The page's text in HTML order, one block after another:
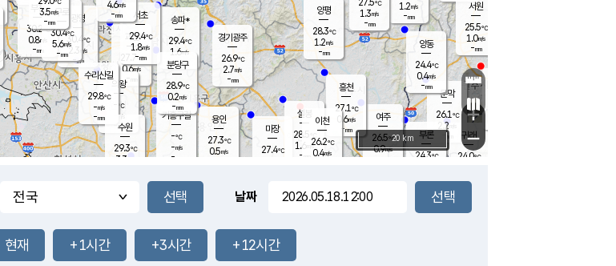
문막
26.1℃
2.2m/s
mm
부론
24.3℃
과천
27.7℃
0.6m/s
- mm
-mm
1.2m/s
-mm
-mm
용인
27.3℃
0.5m/s
여주
26.5℃
0.9m/s
양동
24.4℃
0.4m/s
-mm
경기광주
26.9℃
2.7m/s
-mm
장호원
27.5
℃
29.0℃
0.8m/s
-mm
흥천
27.1℃
0.6m/s
-mm
마장
27.4℃
의왕
- ℃
m/s
mm
설봉
28.5
1.6 m/s
- mm
광명
30.4 ℃
2.3 m/s
-mm
부천
30.2℃
0.8m/s
-mm
-mm
구로
30.4℃
5.6m/s
-mm
송파*
29.4℃
1.6m/s
-mm
서초
29.4℃
1.8m/s
-mm
기흥구갈
-℃
-m/s
-
수리산길
29.8℃
-m/s
-mm
분당구
28.9℃
0.2m/s
-mm
귀래
24.0℃
서원
25.5℃
1.0m/s
-mm
27.5℃
1.3m/s
-mm
3.5m/s
-mm
이천
26.2℃
0.4m/s
양평
28.3℃
1.2m/s
-mm
수원
29.3℃
3.3 m/s
4.6m/s
-mm
+
−
20 km
날짜
현재 +1시간 +3시간 +12시간